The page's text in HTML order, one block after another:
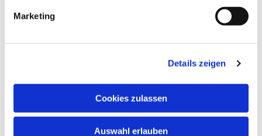
Marketing
Details zeigen
Cookies zulassen
Auswahl erlauben